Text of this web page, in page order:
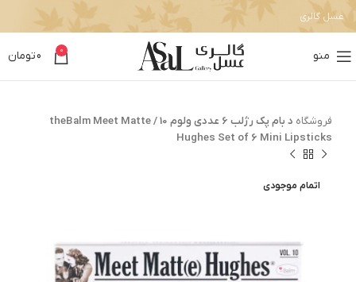
عسل گالری
منو 0
0تومان
فروشگاه
د بام پک رژلب 6 عددی ولوم 10 / theBalm Meet Matte
Hughes Set of 6 Mini Lipsticks
اتمام موجودی